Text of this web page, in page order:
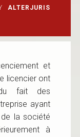
ALTERJURIS
et
licencier ont
fait des
ayant
la société
à